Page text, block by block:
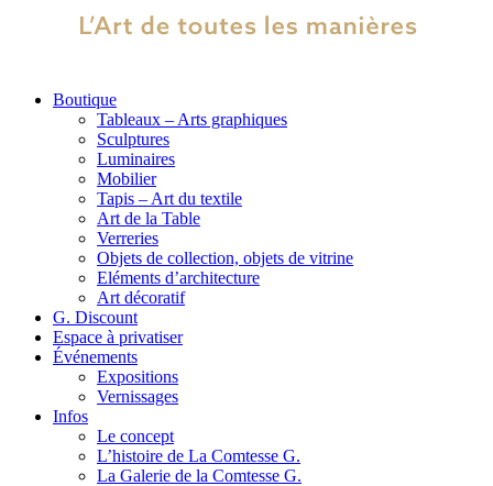
Boutique
Tableaux – Arts graphiques
Sculptures
Luminaires
Mobilier
Tapis – Art du textile
Art de la Table
Verreries
Objets de collection, objets de vitrine
Eléments d’architecture
Art décoratif
G. Discount
Espace à privatiser
Événements
Expositions
Vernissages
Infos
Le concept
L’histoire de La Comtesse G.
La Galerie de la Comtesse G.